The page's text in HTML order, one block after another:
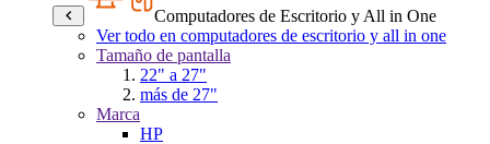
Computadores de Escritorio y All in One
Ver todo en computadores de escritorio y all in one
Tamaño de pantalla
22" a 27"
más de 27"
Marca
HP